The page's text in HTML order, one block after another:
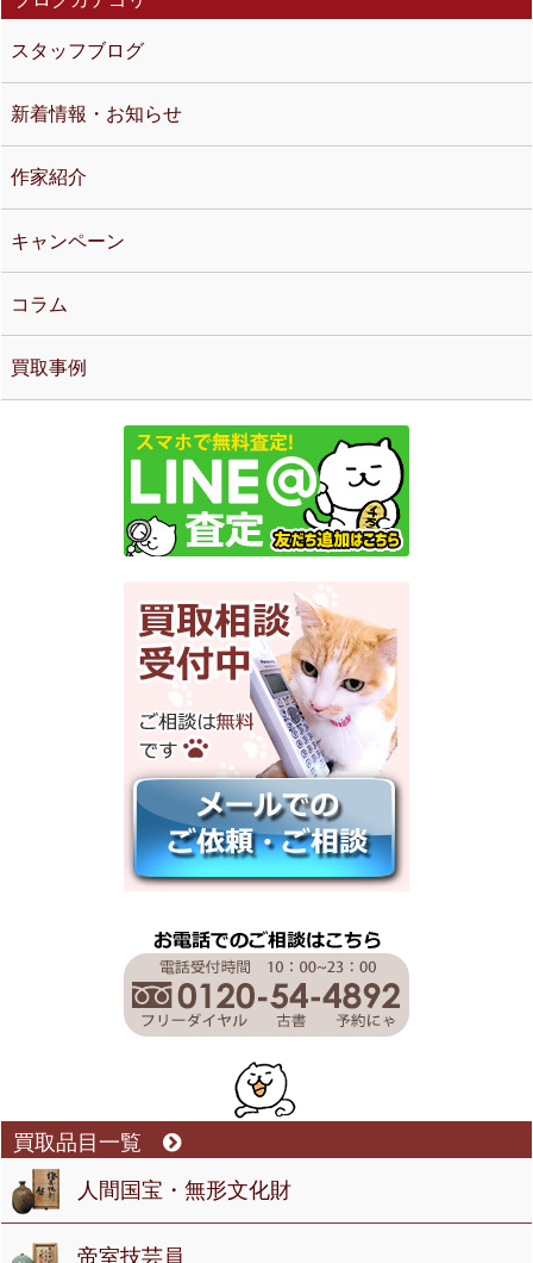
スタッフブログ
新着情報・お知らせ
作家紹介
キャンペーン
コラム
買取事例
買取品目一覧
人間国宝・無形文化財
帝室技芸員